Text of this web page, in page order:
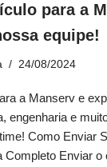
para a
equipe!
24/08/2024
a Manserv e
engenharia e
Como Enviar
Completo Enviar o